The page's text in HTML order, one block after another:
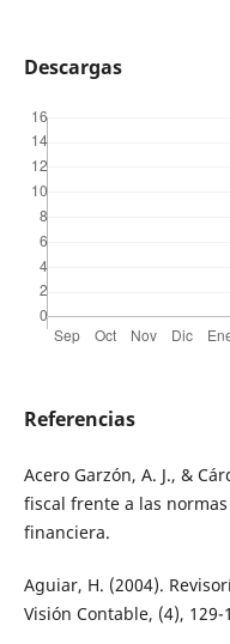
Descargas
Referencias
Acero Garzón, A. J., &
fiscal frente a las
financiera.
Aguiar, H. (2004).
Visión Contable, (4), 129-